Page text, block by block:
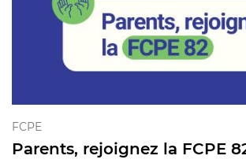
FCPE
Parents, rejoignez la FCPE